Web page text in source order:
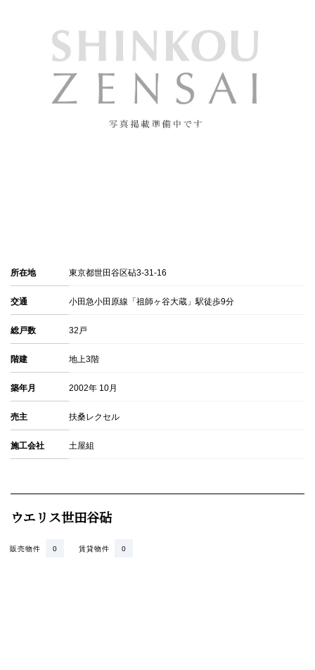
所在地 東京都世田谷区砧3-31-16
交通 小田急小田原線「祖師ヶ谷大蔵」駅徒歩9分
総戸数 32戸
階建 地上3階
築年月 2002年 10月
売主 扶桑レクセル
施工会社 土屋組
ウエリス世田谷砧
賃貸物件 0
販売物件 0